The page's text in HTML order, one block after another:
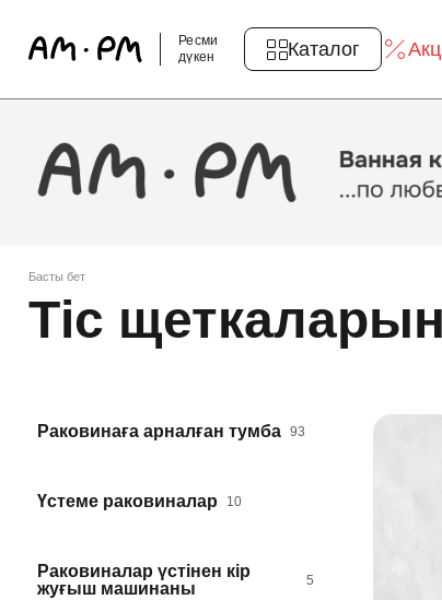
Ресми
дүкен
Каталог
Басты бет
Тіс
Раковинаға арналған тумба 93
Үстеме раковиналар 10
Раковиналар үстінен кір
жуғыш машинаны
5